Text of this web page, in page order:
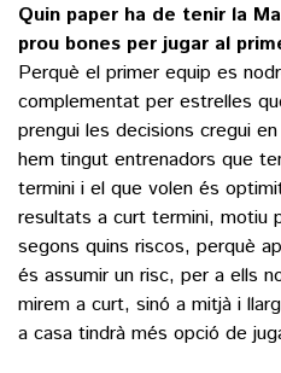
Quin paper ha de tenir la
prou bones per jugar al
Perquè el primer equip es
complementat per estrelles
prengui les decisions cregui
hem tingut entrenadors que
termini i el que volen és
resultats a curt termini, motiu
segons quins riscos, perquè
és assumir un risc, per a ells
mirem a curt, sinó a mitjà i
a casa tindrà més opció de